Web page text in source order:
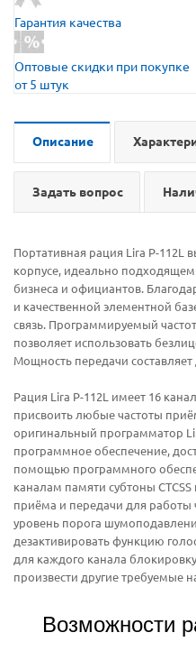
Гарантия качества
Оптовые скидки при покупке
от 5 штук
Описание
Задать вопрос
Портативная рация Lira P-
корпусе, идеально
бизнеса и официантов.
и качественной элементной
связь. Программируемый
позволяет использовать
Мощность передачи составляет
Рация Lira P-112L имеет 16
присвоить любые частоты
оригинальный программатор
программное обеспечение,
помощью программного
каналам памяти субтоны CTCSS
приёма и передачи для работы
уровень порога
дезактивировать функцию
для каждого канала
произвести другие требуемые
Возможности